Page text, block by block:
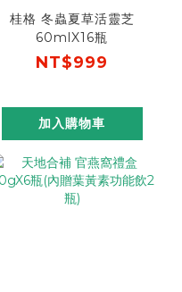
桂格 冬蟲夏草活靈芝
60mlX16瓶
NT$999
加入購物車